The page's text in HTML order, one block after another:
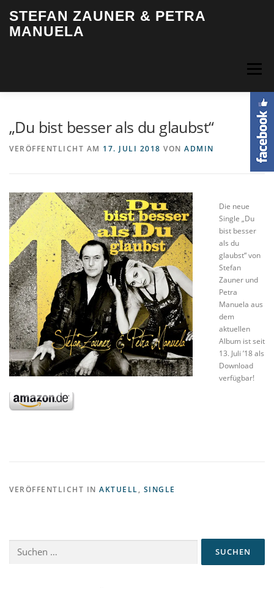
Inhalt
springen
STEFAN ZAUNER & PETRA
MANUELA
Menü
„Du bist besser als du glaubst“
VERÖFFENTLICHT AM 17. JULI 2018 VON ADMIN
Die neue
Single „Du
bist besser
als du
glaubst“ von
Stefan
Zauner und
Petra
Manuela aus
dem
aktuellen
Album ist seit
13. Juli ’18 als
Download
verfügbar!
VERÖFFENTLICHT IN AKTUELL, SINGLE
nach: